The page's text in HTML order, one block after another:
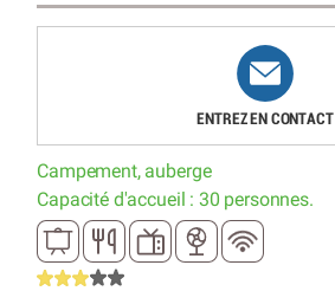
ENTREZ EN CONTACT
Campement, auberge
Capacité d'accueil : 30 personnes.